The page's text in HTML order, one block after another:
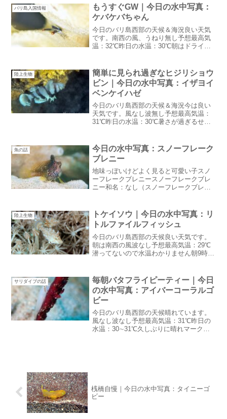
ズンスタート！いつものことですがチェ
ックイン疲れでフラフラ...
バリ島入国情報
もうすぐGW｜今日の水中写真：
ケバケバちゃん
今日のバリ島西部の天候＆海況良い天気
です。南西の風、うねり無し予想最高気
温：32℃昨日の水温：30℃朝はドライシ
もうすぐGWなんですがスタッフたちはま
だそんな気分じゃ...
陸上生物
簡単に見られ過ぎなヒジリショウ
ビン｜今日の水中写真：イザヨイ
ベンケイハゼ
今日のバリ島西部の天候＆海況今は良い
天気です。風なし波無し予想最高気温：
31℃昨日の水温：30℃暑さが過ぎるせい
らぐことでしょう。陸は過ごしやすくな
りますが今度はダイビ...
魚の話
今日の水中写真：スノーフレーク
ブレニー
地味っぽいけどよく見ると可愛い子スノ
ーフレークブレニースノーフレークブレ
ニー和名：なし（スノーフレークブレニ
ない外人...
陸上生物
トケイソウ｜今日の水中写真：リ
トルファイルフィッシュ
今日のバリ島西部の天候良い天気です。
朝は南西の風波なし予想最高気温：29℃
潜ってないので水温わかりません朝9時の
いかも・・トケイソウ裏の道にトケイソ
ウが咲いていました...
サリダイブの話
毎朝バタフライピーティー｜今日
の水中写真：アイバーコーラルゴ
ビー
今日のバリ島西部の天候晴れています。
風なし波なし予想最高気温：31℃昨日の
水温：30∼31℃久しぶりに晴れマークが
桟橋自慢｜今日の水中写真：タイニーゴ
ビー